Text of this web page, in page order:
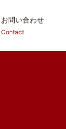
お問い合わせ
Contact